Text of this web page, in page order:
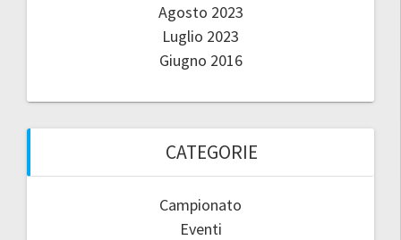
Agosto 2023
Luglio 2023
Giugno 2016
CATEGORIE
Campionato
Eventi